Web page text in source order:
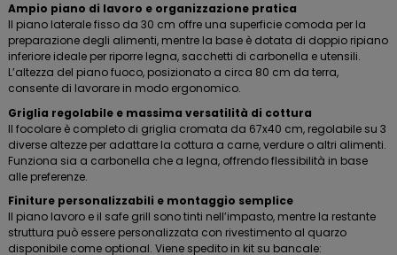
Ampio piano di lavoro e organizzazione pratica
Il piano laterale fisso da 30 cm offre una superficie comoda per la
preparazione degli alimenti, mentre la base è dotata di doppio ripiano
inferiore ideale per riporre legna, sacchetti di carbonella e utensili.
L’altezza del piano fuoco, posizionato a circa 80 cm da terra,
consente di lavorare in modo ergonomico.
Griglia regolabile e massima versatilità di cottura
Il focolare è completo di griglia cromata da 67x40 cm, regolabile su 3
diverse altezze per adattare la cottura a carne, verdure o altri alimenti.
Funziona sia a carbonella che a legna, offrendo flessibilità in base
alle preferenze.
Finiture personalizzabili e montaggio semplice
Il piano lavoro e il safe grill sono tinti nell’impasto, mentre la restante
struttura può essere personalizzata con rivestimento al quarzo
disponibile come optional. Viene spedito in kit su bancale: